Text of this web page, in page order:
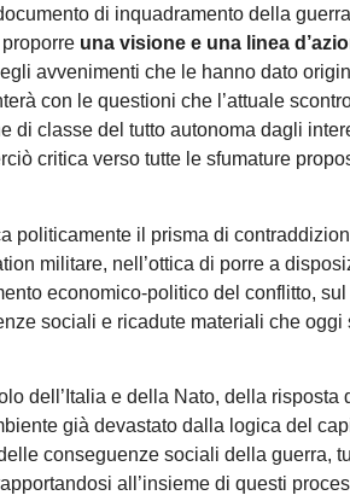
di inquadramento della
una visione e una linea
avvenimenti che le hanno dato
con le questioni che l’attuale
di classe del tutto autonoma dagli
critica verso tutte le sfumature
politicamente il prisma di
militare, nell’ottica di porre a
economico-politico del conflitto,
sociali e ricadute materiali che oggi
dell’Italia e della Nato, della risposta
già devastato dalla logica del
conseguenze sociali della guerra,
all’insieme di questi